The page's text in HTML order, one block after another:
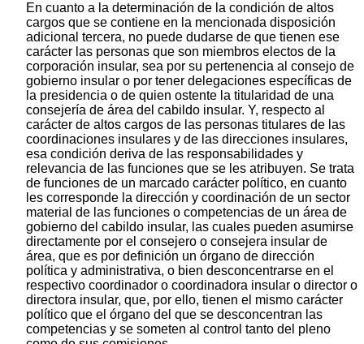
En cuanto a la determinación de la condición de altos
cargos que se contiene en la mencionada disposición
adicional tercera, no puede dudarse de que tienen ese
carácter las personas que son miembros electos de la
corporación insular, sea por su pertenencia al consejo de
gobierno insular o por tener delegaciones específicas de
la presidencia o de quien ostente la titularidad de una
consejería de área del cabildo insular. Y, respecto al
carácter de altos cargos de las personas titulares de las
coordinaciones insulares y de las direcciones insulares,
esa condición deriva de las responsabilidades y
relevancia de las funciones que se les atribuyen. Se trata
de funciones de un marcado carácter político, en cuanto
les corresponde la dirección y coordinación de un sector
material de las funciones o competencias de un área de
gobierno del cabildo insular, las cuales pueden asumirse
directamente por el consejero o consejera insular de
área, que es por definición un órgano de dirección
política y administrativa, o bien desconcentrarse en el
respectivo coordinador o coordinadora insular o director o
directora insular, que, por ello, tienen el mismo carácter
político que el órgano del que se desconcentran las
competencias y se someten al control tanto del pleno